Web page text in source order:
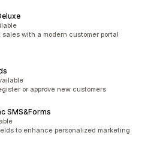
with a modern customer portal
or approve new customers
SMS&Forms
to enhance personalized marketing